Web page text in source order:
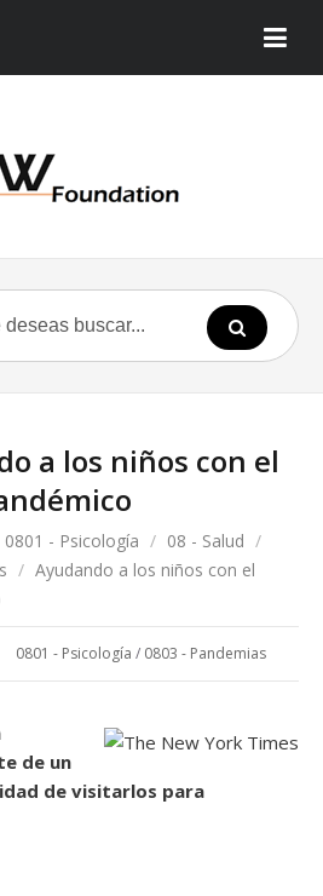
a los niños con el
0801 - Psicología / 08 - Salud /
/ Ayudando a los niños con el
0801 - Psicología / 0803 - Pandemias
de un
de visitarlos para